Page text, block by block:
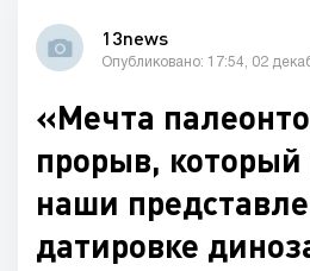
13news
Опубликовано: 17:54, 02
«Мечта
прорыв, который
наши
датировке